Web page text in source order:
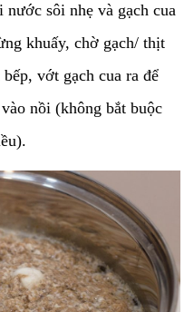
nước sôi nhẹ và gạch cua
khuấy, chờ gạch/ thịt
vớt gạch cua ra để
nồi (không bắt buộc